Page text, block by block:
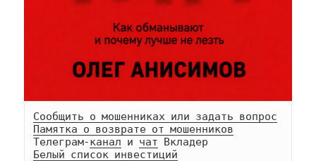
Сообщить о мошенниках или задать вопрос
Памятка о возврате от мошенников
Телеграм-канал и чат
Белый список инвестиций